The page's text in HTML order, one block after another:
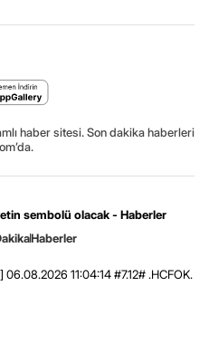
haber sitesi. Son dakika haberleri
sembolü olacak - Haberler
Haberler
06.08.2026 11:04:14 #7.12# .HCFOK.